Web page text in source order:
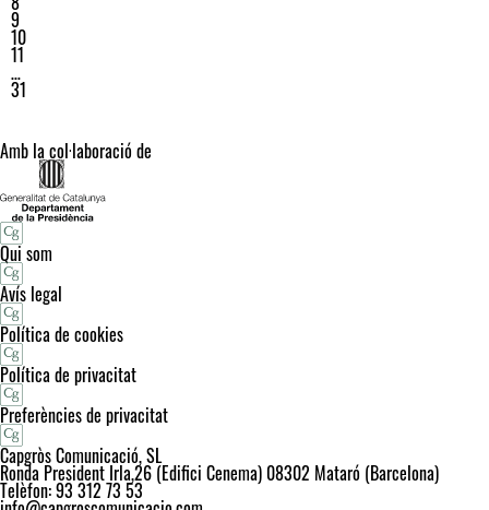
9
10
11
…
31
Amb la col·laboració de
Qui som
Avís legal
Política de cookies
Política de privacitat
Preferències de privacitat
Capgròs Comunicació, SL
Ronda President Irla,26 (Edifici Cenema) 08302 Mataró (Barcelona)
Telèfon: 93 312 73 53